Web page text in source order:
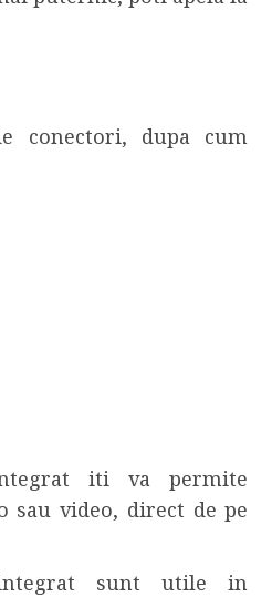
conectori, dupa cum
iti va permite
video, direct de pe
sunt utile in